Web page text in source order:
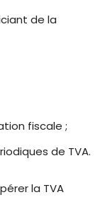
de la
fiscale ;
de TVA.
la TVA